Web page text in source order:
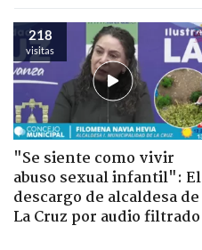
218
visitas
"Se siente como vivir
abuso sexual infantil": El
descargo de alcaldesa de
La Cruz por audio filtrado